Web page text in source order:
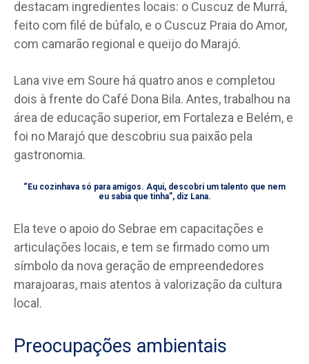
destacam ingredientes locais: o Cuscuz de Murrá,
feito com filé de búfalo, e o Cuscuz Praia do Amor,
com camarão regional e queijo do Marajó.
Lana vive em Soure há quatro anos e completou
dois à frente do Café Dona Bila. Antes, trabalhou na
área de educação superior, em Fortaleza e Belém, e
foi no Marajó que descobriu sua paixão pela
gastronomia.
“Eu cozinhava só para amigos. Aqui, descobri um talento que nem
eu sabia que tinha”, diz Lana.
Ela teve o apoio do Sebrae em capacitações e
articulações locais, e tem se firmado como um
símbolo da nova geração de empreendedores
marajoaras, mais atentos à valorização da cultura
local.
Preocupações ambientais